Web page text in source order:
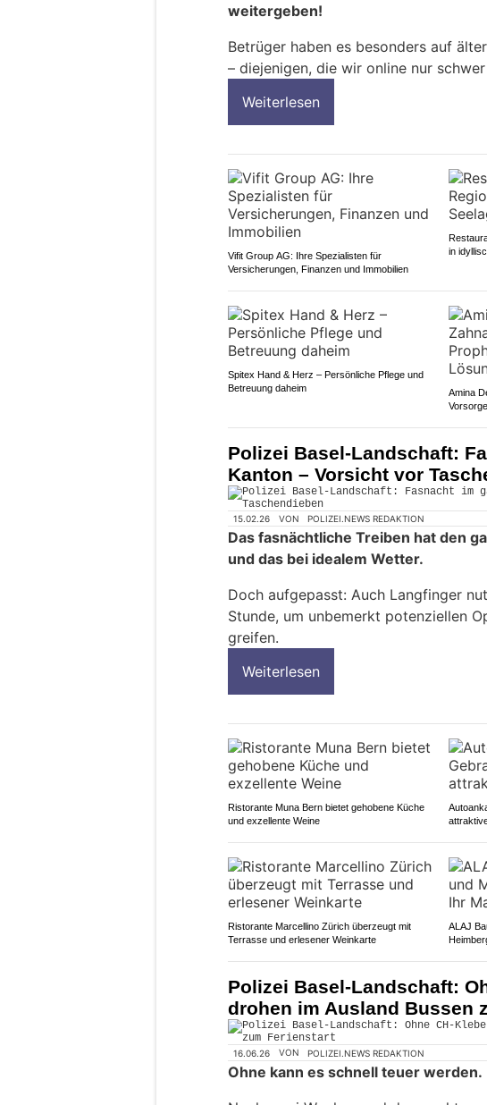
weitergeben!
Betrüger haben es besonders auf
– diejenigen, die wir online nur
Weiterlesen
Vifit Group AG: Ihre Spezialisten für
Versicherungen, Finanzen und Immobilien
in
Spitex Hand & Herz – Persönliche Pflege und
Betreuung daheim
Amina
Polizei Basel-Landschaft:
Kanton – Vorsicht vor
15.02.26 VON POLIZEI.NEWS REDAKTION
Das fasnächtliche Treiben hat den
und das bei idealem Wetter.
Doch aufgepasst: Auch Langfinger
Stunde, um unbemerkt potenziellen
greifen.
Weiterlesen
Ristorante Muna Bern bietet gehobene Küche
und exzellente Weine
Ristorante Marcellino Zürich überzeugt mit
Terrasse und erlesener Weinkarte
ALAJ
Polizei Basel-Landschaft:
drohen im Ausland Bussen
16.06.26 VON POLIZEI.NEWS REDAKTION
Ohne kann es schnell teuer werden.